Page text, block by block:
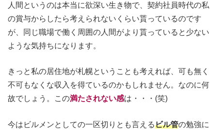
人間というのは本当に欲深い生き物で、契約社員時代の私
の賞与からしたら考えられないくらい貰っているのです
が、同じ職場で働く周囲の人間がより貰っていると少ない
ような気持ちになります。
きっと私の居住地が札幌ということも考えれば、可も無く
不可もなくな収入を得ているのかもしれません。なのに何
故でしょう。この満たされない感は・・・(笑)
今はビルメンとしての一区切りとも言えるビル管の勉強に